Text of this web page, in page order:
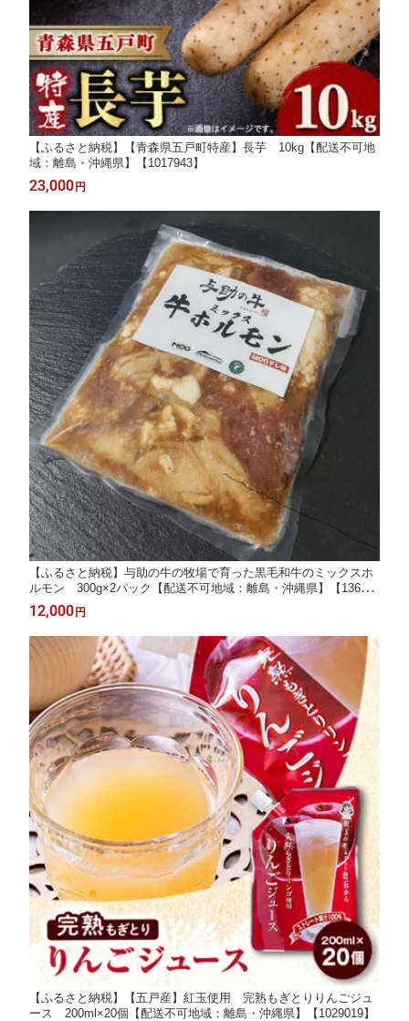
【ふるさと納税】【青森県五戸町特産】長芋 10kg【配送不可地
域：離島・沖縄県】【1017943】
23,000 円
【ふるさと納税】与助の牛の牧場で育った黒毛和牛のミックスホ
ルモン 300g×2パック【配送不可地域：離島・沖縄県】【136785
6】
12,000 円
【ふるさと納税】【五戸産】紅玉使用 完熟もぎとりりんごジュ
ース 200ml×20個【配送不可地域：離島・沖縄県】【1029019】